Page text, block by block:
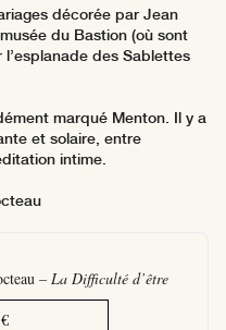
décorée par Jean
du Bastion (où sont
des Sablettes
marqué Menton. Il y a
et solaire, entre
intime.
– La Difficulté d’être